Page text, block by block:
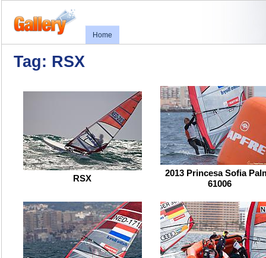
Home
Tag: RSX
RSX
2013 Princesa Sofia
61006